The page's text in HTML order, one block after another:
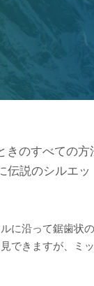
のすべての
説のシルエ
に沿って鋸歯状
できますが、ミ